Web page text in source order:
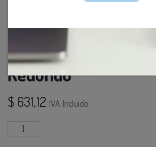
Espejo Tipo Negro
Redondo
$ 631,12 IVA Incluido